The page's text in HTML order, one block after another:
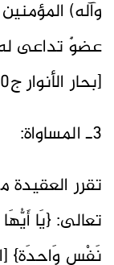
وآله)
عضوٌ تداعى
[بحار الأنوار ج20 ص142].
3ـ المساواة:
تقرر العقيدة
تعالى: {يَا